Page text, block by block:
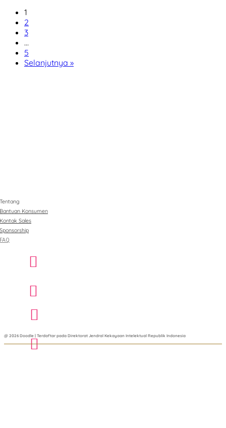
1
2
3
…
5
Selanjutnya »
Tentang
Bantuan Konsumen
Kontak Sales
Sponsorship
FAQ
@ 2026 Doodle | Terdaftar pada Direktorat Jendral Kekayaan Intelektual Republik Indonesia